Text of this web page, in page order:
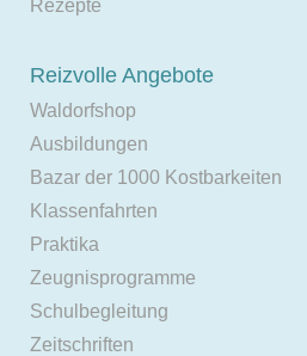
Rezepte
Reizvolle Angebote
Waldorfshop
Ausbildungen
Bazar der 1000 Kostbarkeiten
Klassenfahrten
Praktika
Zeugnisprogramme
Schulbegleitung
Zeitschriften